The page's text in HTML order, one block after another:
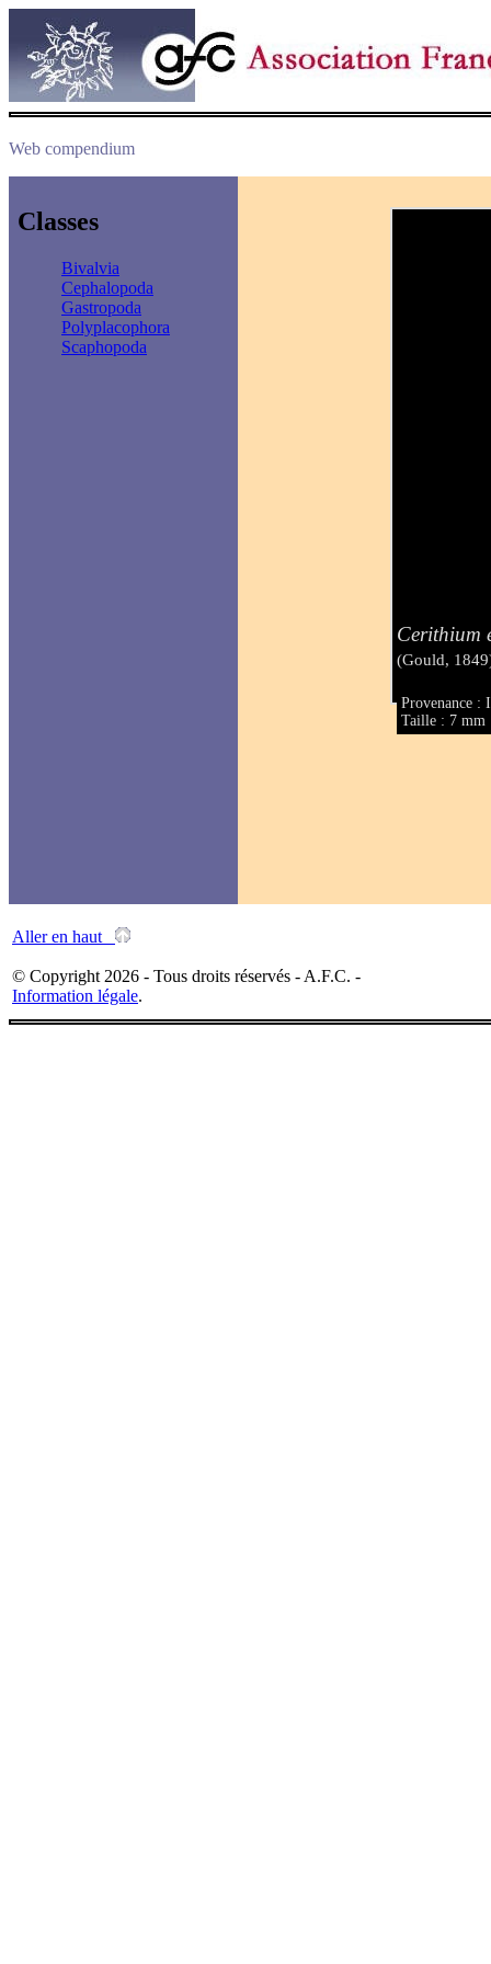
Web compendium
Classes
Bivalvia
Cephalopoda
Gastropoda
Polyplacophora
Scaphopoda
Cerithium
(Gould,
Provenance :
Taille : 7 mm
Aller en haut
© Copyright 2026 - Tous droits réservés - A.F.C. -
Information légale.